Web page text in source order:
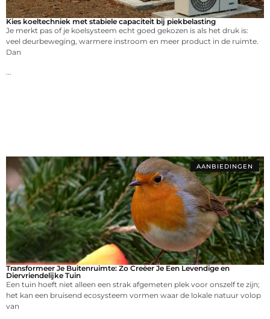
Kies koeltechniek met stabiele capaciteit bij piekbelasting
Je merkt pas of je koelsysteem echt goed gekozen is als het druk is:
veel deurbeweging, warmere instroom en meer product in de ruimte.
Dan
AANBIEDINGEN
Transformeer Je Buitenruimte: Zo Creëer Je Een Levendige en
Diervriendelijke Tuin
Een tuin hoeft niet alleen een strak afgemeten plek voor onszelf te zijn;
het kan een bruisend ecosysteem vormen waar de lokale natuur volop
van